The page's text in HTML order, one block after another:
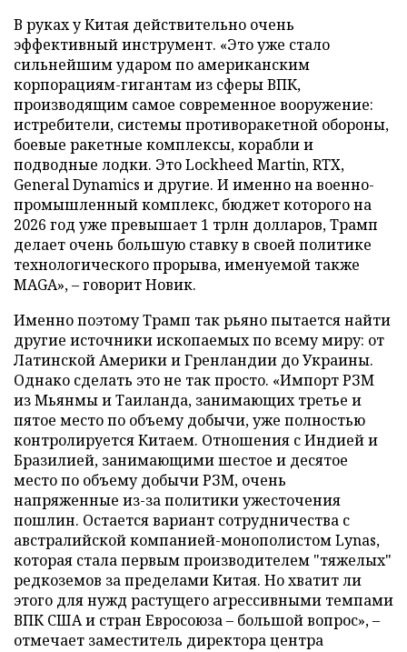
В руках у Китая действительно очень
эффективный инструмент. «Это уже стало
сильнейшим ударом по американским
корпорациям-гигантам из сферы ВПК,
производящим самое современное вооружение:
истребители, системы противоракетной обороны,
боевые ракетные комплексы, корабли и
подводные лодки. Это Lockheed Martin, RTX,
General Dynamics и другие. И именно на военно-
промышленный комплекс, бюджет которого на
2026 год уже превышает 1 трлн долларов, Трамп
делает очень большую ставку в своей политике
технологического прорыва, именуемой также
MAGA», – говорит Новик.
Именно поэтому Трамп так рьяно пытается найти
другие источники ископаемых по всему миру: от
Латинской Америки и Гренландии до Украины.
Однако сделать это не так просто. «Импорт РЗМ
из Мьянмы и Таиланда, занимающих третье и
пятое место по объему добычи, уже полностью
контролируется Китаем. Отношения с Индией и
Бразилией, занимающими шестое и десятое
место по объему добычи РЗМ, очень
напряженные из-за политики ужесточения
пошлин. Остается вариант сотрудничества с
австралийской компанией-монополистом Lynas,
которая стала первым производителем "тяжелых"
редкоземов за пределами Китая. Но хватит ли
этого для нужд растущего агрессивными темпами
ВПК США и стран Евросоюза – большой вопрос», –
отмечает заместитель директора центра